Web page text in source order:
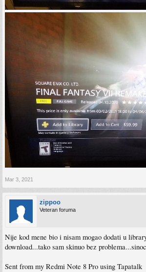
Mar 3, 2021
zippoo
Veteran foruma
Nije kod mene bio i nisam mogao dodati u
download...tako sam skinuo bez
Sent from my Redmi Note 8 Pro using Tapatalk